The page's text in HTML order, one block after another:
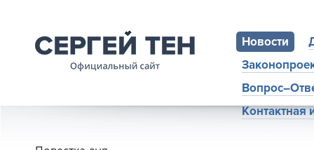
Новости